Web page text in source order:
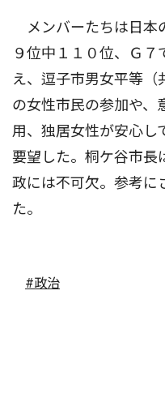
メンバーたちは日本
９位中１１０位、Ｇ７
え、逗子市男女平等（
の女性市民の参加や、
用、独居女性が安心し
要望した。桐ケ谷市長
政には不可欠。参考に
た。
#政治